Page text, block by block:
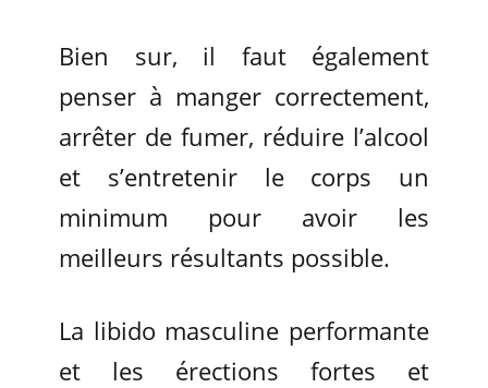
Bien sur, il faut également
penser à manger correctement,
arrêter de fumer, réduire l’alcool
et s’entretenir le corps un
minimum pour avoir les
meilleurs résultants possible.
La libido masculine performante
et les érections fortes et